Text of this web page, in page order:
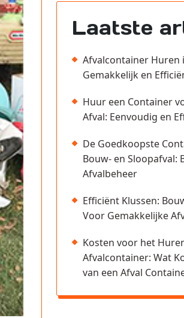
Laatste
Afvalcontainer Huren
Gemakkelijk en
Huur een Container
Afval: Eenvoudig en
De Goedkoopste
Bouw- en Sloopafval:
Afvalbeheer
Efficiënt Klussen:
Voor Gemakkelijke
Kosten voor het
Afvalcontainer: Wat
van een Afval